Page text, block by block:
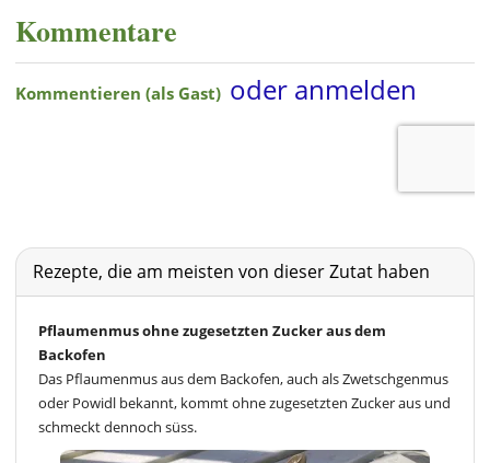
Kommentare
Rezepte, die am meisten von dieser Zutat haben
Pflaumenmus ohne zugesetzten Zucker aus dem
Backofen
Das Pflaumenmus aus dem Backofen, auch als Zwetschgenmus
oder Powidl bekannt, kommt ohne zugesetzten Zucker aus und
schmeckt dennoch süss.